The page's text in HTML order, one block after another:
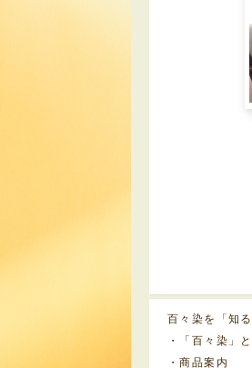
百々染を「知
・「百々染」
・商品案内